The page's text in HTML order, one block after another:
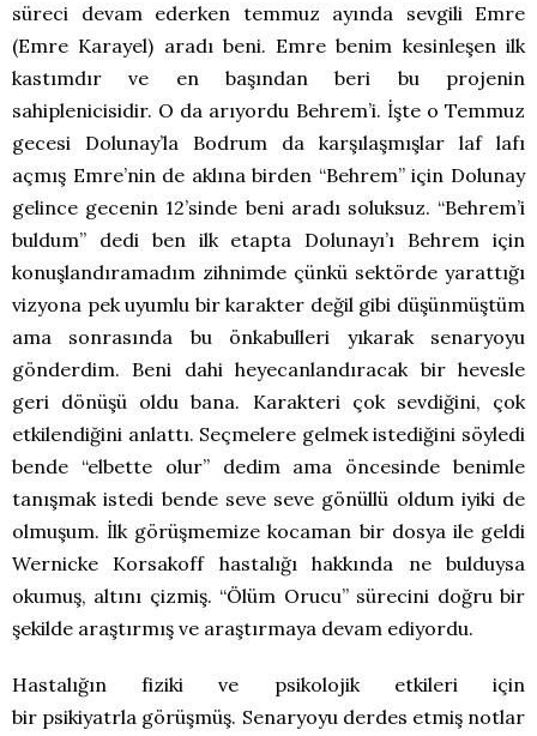
süreci devam ederken temmuz ayında sevgili Emre
(Emre Karayel) aradı beni. Emre benim kesinleşen ilk
kastımdır ve en başından beri bu projenin
sahiplenicisidir. O da arıyordu Behrem’i. İşte o Temmuz
gecesi Dolunay’la Bodrum da karşılaşmışlar laf lafı
açmış Emre’nin de aklına birden “Behrem” için Dolunay
gelince gecenin 12’sinde beni aradı soluksuz. “Behrem’i
buldum” dedi ben ilk etapta Dolunayı’ı Behrem için
konuşlandıramadım zihnimde çünkü sektörde yarattığı
vizyona pek uyumlu bir karakter değil gibi düşünmüştüm
ama sonrasında bu önkabulleri yıkarak senaryoyu
gönderdim. Beni dahi heyecanlandıracak bir hevesle
geri dönüşü oldu bana. Karakteri çok sevdiğini, çok
etkilendiğini anlattı. Seçmelere gelmek istediğini söyledi
bende “elbette olur” dedim ama öncesinde benimle
tanışmak istedi bende seve seve gönüllü oldum iyiki de
olmuşum. İlk görüşmemize kocaman bir dosya ile geldi
Wernicke Korsakoff hastalığı hakkında ne bulduysa
okumuş, altını çizmiş. “Ölüm Orucu” sürecini doğru bir
şekilde araştırmış ve araştırmaya devam ediyordu.
Hastalığın fiziki ve psikolojik etkileri için
bir psikiyatrla görüşmüş. Senaryoyu derdes etmiş notlar